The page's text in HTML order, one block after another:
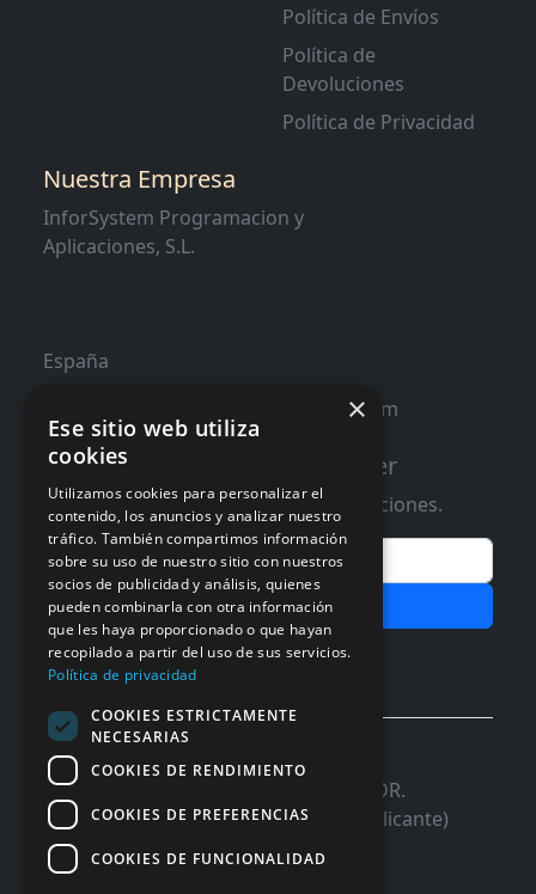
Política de Envíos
Política de
Devoluciones
Política de Privacidad
Nuestra Empresa
InforSystem Programacion y
Aplicaciones, S.L.
España
contacto@distribucioninformatica.com
Suscribete a nuestro Newsletter
Te informaremos de ofertas y promociones.
Email
Subscribir
Aceptar Politica dePrivacidad
© 2026 InforSystem Programacion y
Aplicaciones, S.L. CIF: B54337985 | C/DR.
Marañon, 17 Local 5 | 03680 - ASPE (Alicante)
×
Ese sitio web utiliza
cookies
Utilizamos cookies para personalizar el
contenido, los anuncios y analizar nuestro
tráfico. También compartimos información
sobre su uso de nuestro sitio con nuestros
socios de publicidad y análisis, quienes
pueden combinarla con otra información
que les haya proporcionado o que hayan
recopilado a partir del uso de sus servicios.
Política de privacidad
COOKIES ESTRICTAMENTE
NECESARIAS
COOKIES DE RENDIMIENTO
COOKIES DE PREFERENCIAS
COOKIES DE FUNCIONALIDAD